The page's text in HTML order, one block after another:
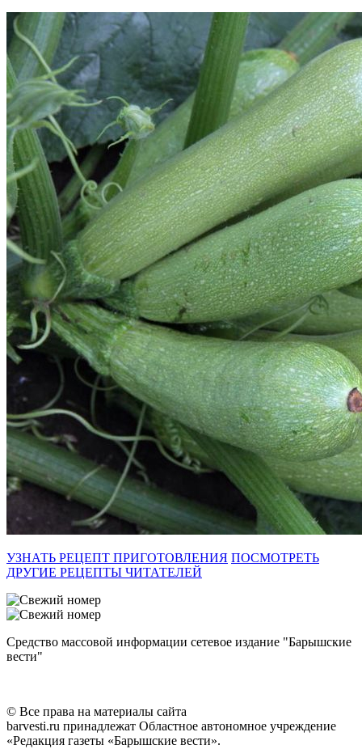
УЗНАТЬ РЕЦЕПТ ПРИГОТОВЛЕНИЯ ПОСМОТРЕТЬ
ДРУГИЕ РЕЦЕПТЫ ЧИТАТЕЛЕЙ
Средство массовой информации сетевое издание "Барышские
вести"
© Все права на материалы сайта
barvesti.ru принадлежат Областное автономное учреждение
«Редакция газеты «Барышские вести».